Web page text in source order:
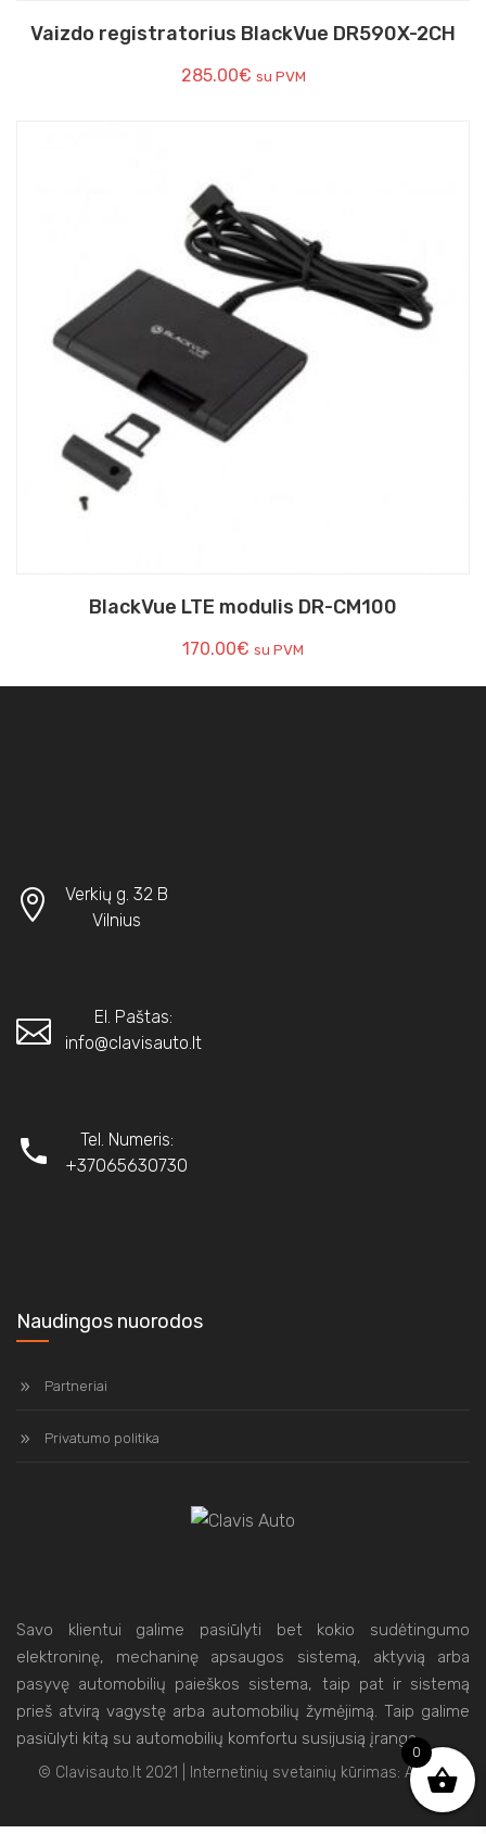
Vaizdo registratorius BlackVue DR590X-2CH
285.00€ su PVM
BlackVue LTE modulis DR-CM100
170.00€ su PVM
Verkių g. 32 B
Vilnius
El. Paštas:
info@clavisauto.lt
Tel. Numeris:
+37065630730
Naudingos nuorodos
Partneriai
Privatumo politika
Savo klientui galime pasiūlyti bet kokio sudėtingumo
elektroninę, mechaninę apsaugos sistemą, aktyvią arba
pasyvę automobilių paieškos sistema, taip pat ir sistemą
prieš atvirą vagystę arba automobilių žymėjimą. Taip galime
pasiūlyti kitą su automobilių komfortu susijusią įrangą.
© Clavisauto.lt 2021 | Internetinių svetainių kūrimas: Artix.lt
0